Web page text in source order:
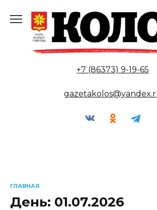
содержанию
+7 (86373) 9-19-65
ГЛАВНАЯ
День: 01.07.2026